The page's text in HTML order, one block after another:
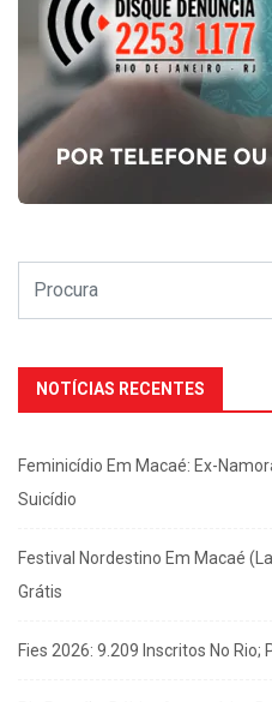
NOTÍCIAS RECENTES
Feminicídio Em Macaé: Ex-
Suicídio
Festival Nordestino Em Macaé
Grátis
Fies 2026: 9.209 Inscritos No Rio;